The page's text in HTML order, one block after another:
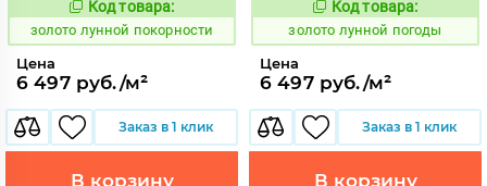
521947
Код товара:
золото лунной покорности
Цена
6 497 руб./м²
Заказ в 1 клик
В корзину
521946
Код товара:
золото лунной погоды
Цена
6 497 руб./м²
Заказ в 1 клик
В корзину